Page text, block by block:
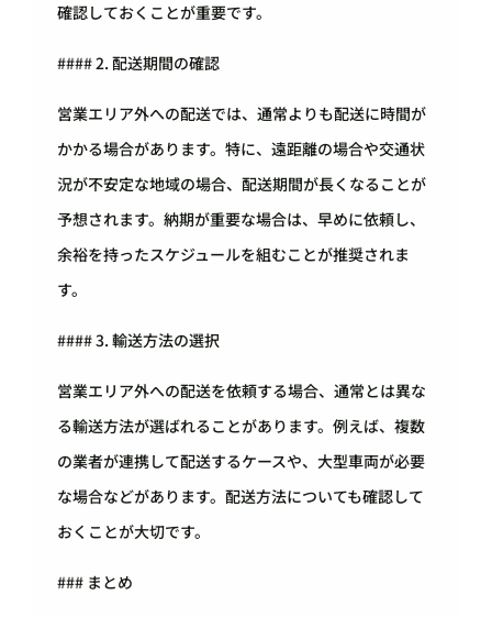
確認しておくことが重要です。
#### 2. 配送期間の確認
営業エリア外への配送では、通常よりも配送に時間が
かかる場合があります。特に、遠距離の場合や交通状
況が不安定な地域の場合、配送期間が長くなることが
予想されます。納期が重要な場合は、早めに依頼し、
余裕を持ったスケジュールを組むことが推奨されま
す。
#### 3. 輸送方法の選択
営業エリア外への配送を依頼する場合、通常とは異な
る輸送方法が選ばれることがあります。例えば、複数
の業者が連携して配送するケースや、大型車両が必要
な場合などがあります。配送方法についても確認して
おくことが大切です。
### まとめ